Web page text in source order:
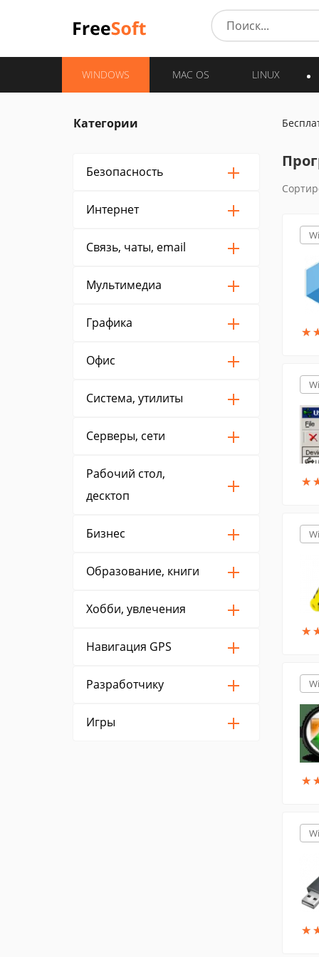
WINDOWS MAC OS LINUX
Категории
Безопасность
Интернет
Связь, чаты, email
Мультимедиа
Графика
Офис
Система, утилиты
Серверы, сети
Рабочий стол,
десктоп
Бизнес
Образование, книги
Хобби, увлечения
Навигация GPS
Разработчику
Игры
★
★
★
★
★
★
★
★
★
★